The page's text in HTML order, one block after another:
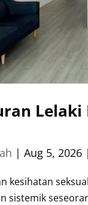
|Aug 5, 2026 |
kesihatan
sistemik